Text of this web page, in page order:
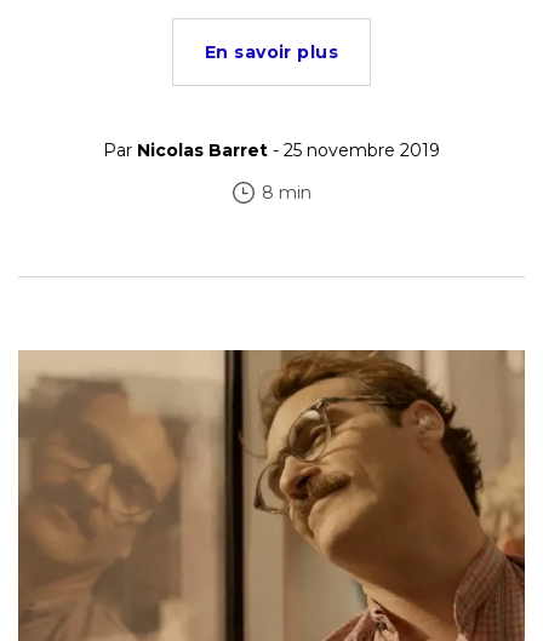
En savoir plus
Par Nicolas Barret - 25 novembre 2019
8 min